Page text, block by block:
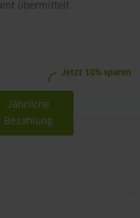
übermittelt
Jährliche
Bezahlung
Jetzt 10% sparen